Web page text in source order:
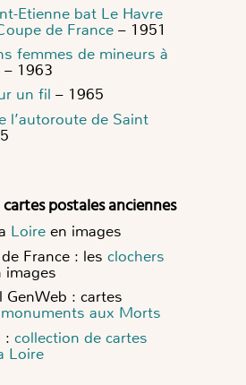
Etienne bat Le Havre
de France – 1951
femmes de mineurs à
– 1963
un fil – 1965
l’autoroute de Saint
cartes postales anciennes
Loire en images
France : les clochers
images
: cartes
monuments aux Morts
: collection de cartes
Loire